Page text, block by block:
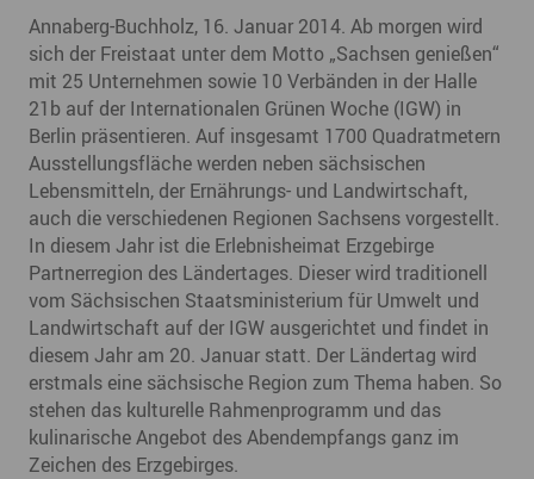
Annaberg-Buchholz, 16. Januar 2014. Ab morgen wird
sich der Freistaat unter dem Motto „Sachsen genießen“
mit 25 Unternehmen sowie 10 Verbänden in der Halle
21b auf der Internationalen Grünen Woche (IGW) in
Berlin präsentieren. Auf insgesamt 1700 Quadratmetern
Ausstellungsfläche werden neben sächsischen
Lebensmitteln, der Ernährungs- und Landwirtschaft,
auch die verschiedenen Regionen Sachsens vorgestellt.
In diesem Jahr ist die Erlebnisheimat Erzgebirge
Partnerregion des Ländertages. Dieser wird traditionell
vom Sächsischen Staatsministerium für Umwelt und
Landwirtschaft auf der IGW ausgerichtet und findet in
diesem Jahr am 20. Januar statt. Der Ländertag wird
erstmals eine sächsische Region zum Thema haben. So
stehen das kulturelle Rahmenprogramm und das
kulinarische Angebot des Abendempfangs ganz im
Zeichen des Erzgebirges.